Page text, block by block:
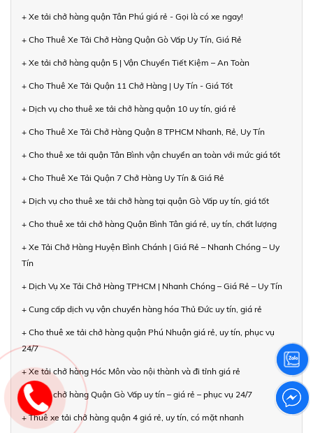
+ Xe tải chở hàng quận Tân Phú giá rẻ - Gọi là có xe ngay!
+ Cho Thuê Xe Tải Chở Hàng Quận Gò Vấp Uy Tín, Giá Rẻ
+ Xe tải chở hàng quận 5 | Vận Chuyển Tiết Kiệm – An Toàn
+ Cho Thuê Xe Tải Quận 11 Chở Hàng | Uy Tín - Giá Tốt
+ Dịch vụ cho thuê xe tải chở hàng quận 10 uy tín, giá rẻ
+ Cho Thuê Xe Tải Chở Hàng Quận 8 TPHCM Nhanh, Rẻ, Uy Tín
+ Cho thuê xe tải quận Tân Bình vận chuyển an toàn với mức giá tốt
+ Cho Thuê Xe Tải Quận 7 Chở Hàng Uy Tín & Giá Rẻ
+ Dịch vụ cho thuê xe tải chở hàng tại quận Gò Vấp uy tín, giá tốt
+ Cho thuê xe tải chở hàng Quận Bình Tân giá rẻ, uy tín, chất lượng
+ Xe Tải Chở Hàng Huyện Bình Chánh | Giá Rẻ – Nhanh Chóng – Uy
Tín
+ Dịch Vụ Xe Tải Chở Hàng TPHCM | Nhanh Chóng – Giá Rẻ – Uy Tín
+ Cung cấp dịch vụ vận chuyển hàng hóa Thủ Đức uy tín, giá rẻ
+ Cho thuê xe tải chở hàng quận Phú Nhuận giá rẻ, uy tín, phục vụ
24/7
+ Xe tải chở hàng Hóc Môn vào nội thành và đi tỉnh giá rẻ
+ Xe tải chở hàng Quận Gò Vấp uy tín – giá rẻ – phục vụ 24/7
+ Thuê xe tải chở hàng quận 4 giá rẻ, uy tín, có mặt nhanh